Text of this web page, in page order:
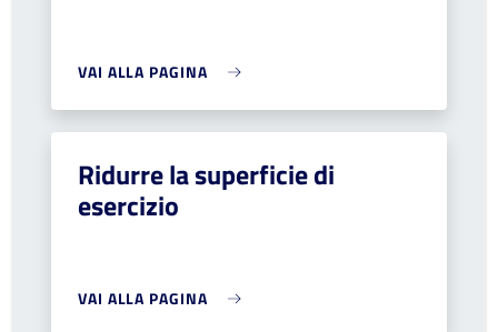
VAI ALLA PAGINA
Ridurre la superficie di
esercizio
VAI ALLA PAGINA